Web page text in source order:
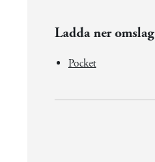
Ladda ner omslag
Pocket